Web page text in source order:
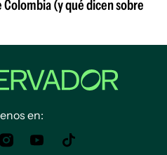
(y qué dicen sobre
en: